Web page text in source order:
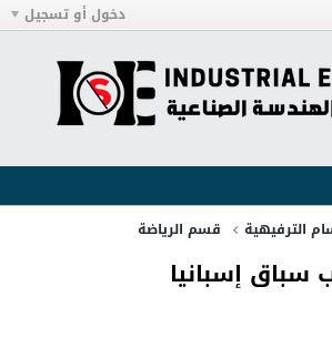
دخول أو تسجيل
الترفيهية قسم الرياضة
سباق إسبانيا